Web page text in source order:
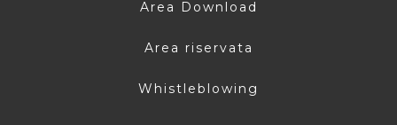
Area Download
Area riservata
Whistleblowing